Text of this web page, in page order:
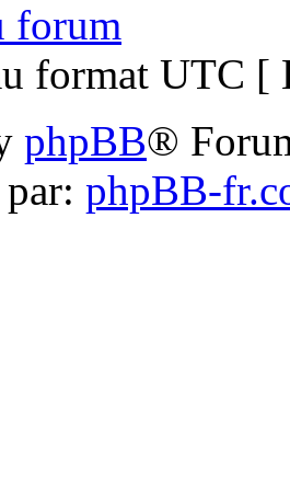
forum
format UTC [
phpBB®
phpBB-